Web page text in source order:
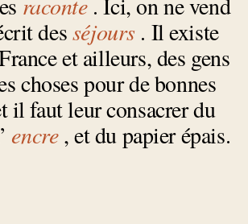
desséjours . Il existe
et ailleurs, des gens
choses pour de bonnes
il faut leur consacrer du
encre , et du papier épais.